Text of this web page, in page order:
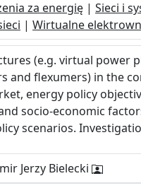
za energię | Sieci i
| Wirtualne
(e.g. virtual power
and flexumers) in the
energy policy
socio-economic
scenarios.
Jerzy Bielecki